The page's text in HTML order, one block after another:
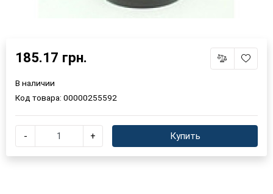
185.17 грн.
В наличии
Код товара: 00000255592
- + Купить